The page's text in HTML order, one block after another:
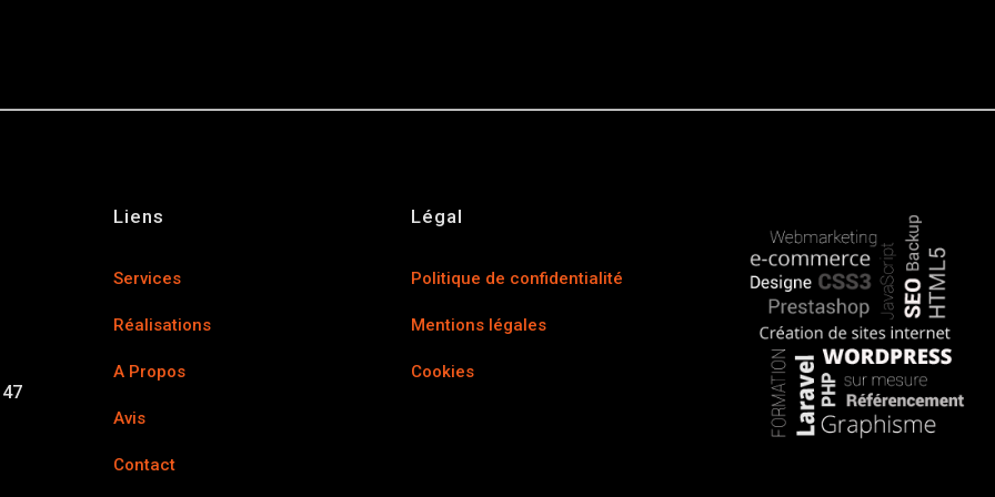
des cookies
Liens
Services
Réalisations
A Propos
Avis
Contact
Légal
Politique de confidentialité
Mentions légales
Cookies